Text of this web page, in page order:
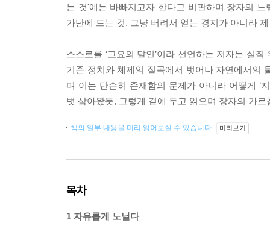
는 것'에는 바빠지고자 한다고 비판하며 장자의
가난에 드는 것. 그냥 버려서 얻는 경지가 아니라
스스로를 ‘고요의 달인’이라 선언하는 저자는 실
기존 정치와 체제의 질곡에서 벗어나 자연에서의
며 이는 단순히 존재함의 문제가 아니라 어떻게 ‘
벗 삼아왔듯, 그렇게 곁에 두고 읽으며 장자의 가
책의 일부 내용을 미리 읽어보실 수 있습니다. 미리보기
목차
1 자유롭게 노닐다